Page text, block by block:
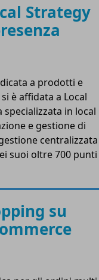
Strategy
a prodotti e
è affidata a Local
in local
e gestione di
centralizzata
suoi oltre 700 punti
su